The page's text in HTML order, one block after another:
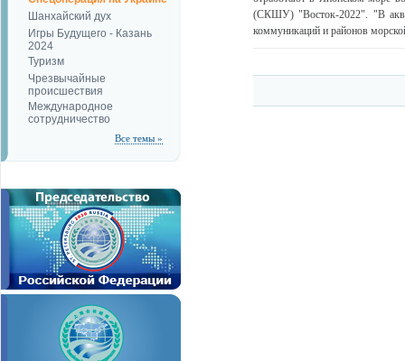
Шанхайский дух
Игры Будущего - Казань
2024
Туризм
Чрезвычайные
происшествия
Международное
сотрудничество
Все темы »
(СКШУ) "Восток-2022". "В
коммуникаций и районов